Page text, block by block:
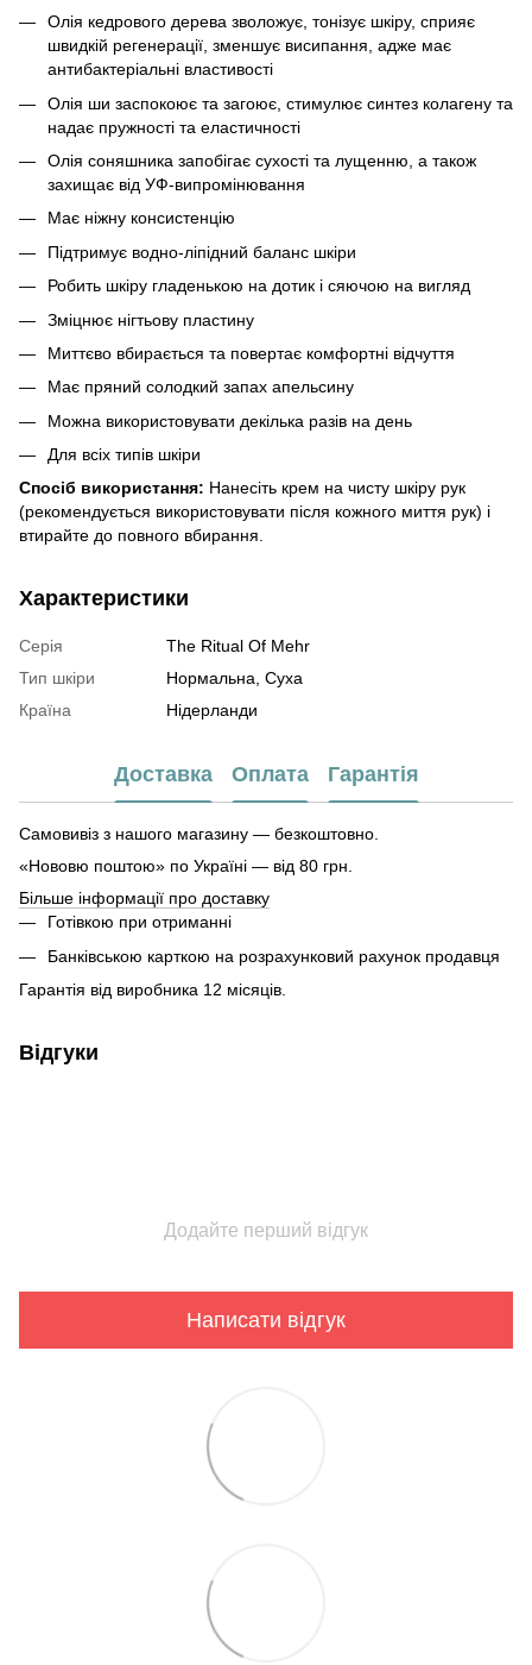
Олія кедрового дерева зволожує, тонізує шкіру, сприяє
швидкій регенерації, зменшує висипання, адже має
антибактеріальні властивості
Олія ши заспокоює та загоює, стимулює синтез колагену та
надає пружності та еластичності
Олія соняшника запобігає сухості та лущенню, а також
захищає від УФ-випромінювання
Має ніжну консистенцію
Підтримує водно-ліпідний баланс шкіри
Робить шкіру гладенькою на дотик і сяючою на вигляд
Зміцнює нігтьову пластину
Миттєво вбирається та повертає комфортні відчуття
Має пряний солодкий запах апельсину
Можна використовувати декілька разів на день
Для всіх типів шкіри
Спосіб використання: Нанесіть крем на чисту шкіру рук
(рекомендується використовувати після кожного миття рук) і
втирайте до повного вбирання.
Характеристики
Серія
The Ritual Of Mehr
Тип шкіри
Нормальна, Суха
Країна
Нідерланди
Доставка Оплата Гарантія
Самовивіз з нашого магазину — безкоштовно.
«Нововю поштою» по Україні — від 80 грн.
Більше інформації про доставку
Готівкою при отриманні
Банківською карткою на розрахунковий рахунок продавця
Гарантія від виробника 12 місяців.
Відгуки
Додайте перший відгук
Написати відгук